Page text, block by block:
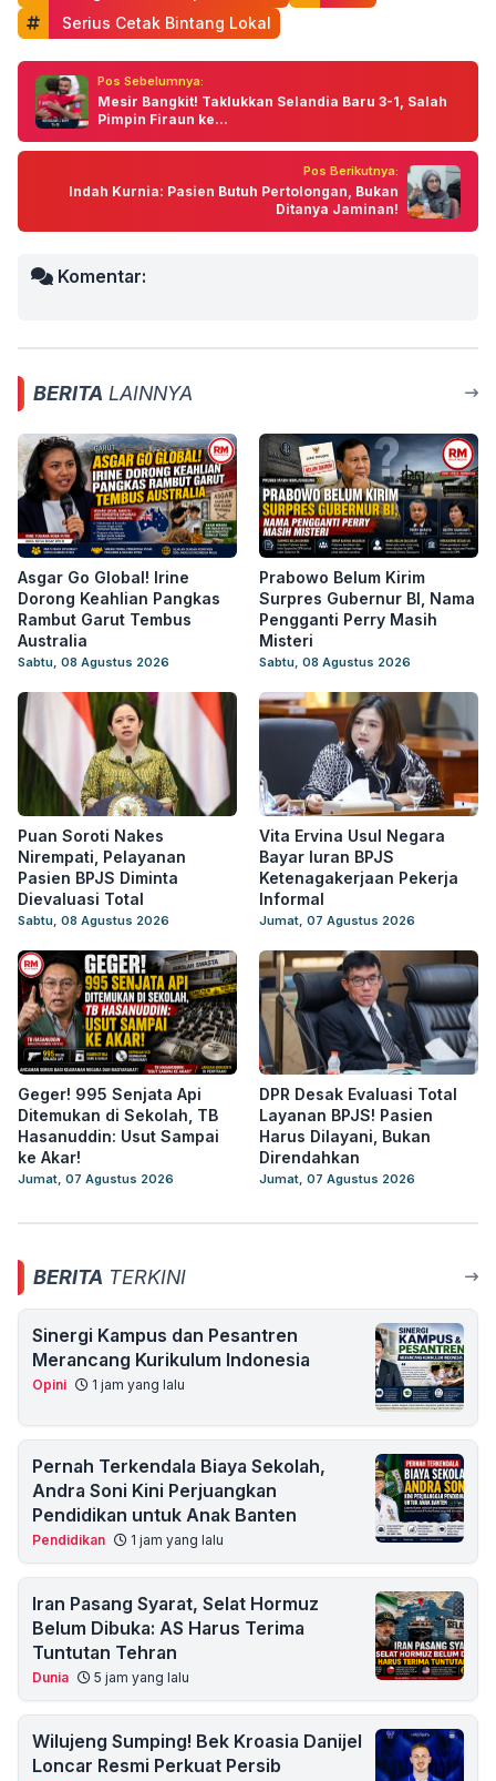
Serius Cetak Bintang Lokal
Pos Sebelumnya:
Mesir Bangkit! Taklukkan Selandia Baru 3-1, Salah
Pimpin Firaun ke...
Pos Berikutnya:
Indah Kurnia: Pasien Butuh Pertolongan, Bukan
Ditanya Jaminan!
Komentar:
BERITA LAINNYA
Asgar Go Global! Irine
Dorong Keahlian Pangkas
Rambut Garut Tembus
Australia
Sabtu, 08 Agustus 2026
Prabowo Belum Kirim
Surpres Gubernur BI, Nama
Pengganti Perry Masih
Misteri
Sabtu, 08 Agustus 2026
Puan Soroti Nakes
Nirempati, Pelayanan
Pasien BPJS Diminta
Dievaluasi Total
Sabtu, 08 Agustus 2026
Vita Ervina Usul Negara
Bayar Iuran BPJS
Ketenagakerjaan Pekerja
Informal
Jumat, 07 Agustus 2026
Geger! 995 Senjata Api
Ditemukan di Sekolah, TB
Hasanuddin: Usut Sampai
ke Akar!
Jumat, 07 Agustus 2026
DPR Desak Evaluasi Total
Layanan BPJS! Pasien
Harus Dilayani, Bukan
Direndahkan
Jumat, 07 Agustus 2026
BERITA TERKINI
Sinergi Kampus dan Pesantren
Merancang Kurikulum Indonesia
Opini 1 jam yang lalu
Pernah Terkendala Biaya Sekolah,
Andra Soni Kini Perjuangkan
Pendidikan untuk Anak Banten
Pendidikan 1 jam yang lalu
Iran Pasang Syarat, Selat Hormuz
Belum Dibuka: AS Harus Terima
Tuntutan Tehran
Dunia 5 jam yang lalu
Wilujeng Sumping! Bek Kroasia Danijel
Loncar Resmi Perkuat Persib